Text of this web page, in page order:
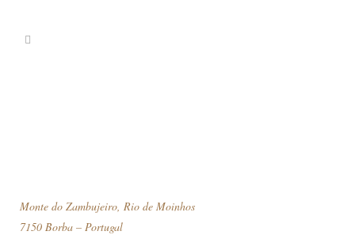
Monte do Zambujeiro, Rio de Moinhos
7150 Borba – Portugal